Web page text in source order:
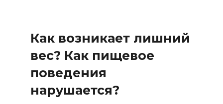
Как возникает лишний
вес? Как пищевое
поведения
нарушается?